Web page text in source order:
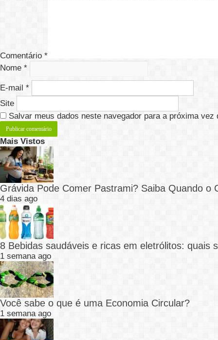
Comentário *
Nome *
E-mail *
Site
Salvar meus dados neste navegador para a próxima vez
Mais Vistos
Grávida Pode Comer Pastrami? Saiba Quando o
4 dias ago
8 Bebidas saudáveis e ricas em eletrólitos: quais
1 semana ago
Você sabe o que é uma Economia Circular?
1 semana ago